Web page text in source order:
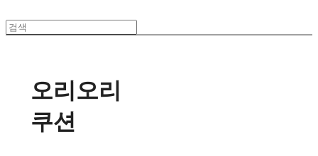
오리오리
쿠션